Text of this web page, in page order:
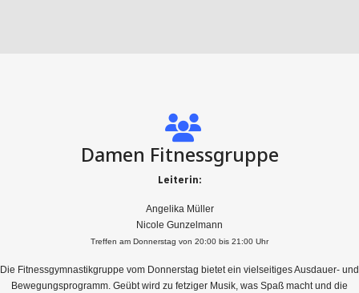
Damen Fitnessgruppe
Leiterin:
Angelika Müller
Nicole Gunzelmann
Treffen am Donnerstag von 20:00 bis 21:00 Uhr
Die Fitnessgymnastikgruppe vom Donnerstag bietet ein vielseitiges Ausdauer- und
Bewegungsprogramm. Geübt wird zu fetziger Musik, was Spaß macht und die